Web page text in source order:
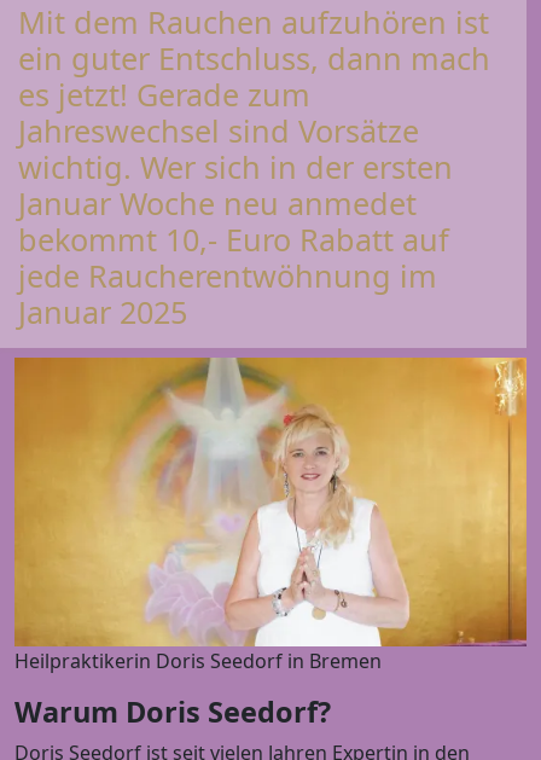
Mit dem Rauchen aufzuhören ist
ein guter Entschluss, dann mach
es jetzt! Gerade zum
Jahreswechsel sind Vorsätze
wichtig. Wer sich in der ersten
Januar Woche neu anmedet
bekommt 10,- Euro Rabatt auf
jede Raucherentwöhnung im
Januar 2025
Heilpraktikerin Doris Seedorf in Bremen
Warum Doris Seedorf?
Doris Seedorf ist seit vielen Jahren Expertin in den